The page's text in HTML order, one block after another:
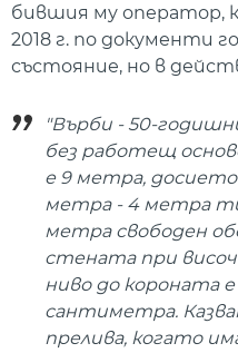
бившия му оператор,
2018 г. по документи
състояние, но в
"Върби - 50-
без работещ
е 9 метра,
метра - 4 метра
метра свободен
стената при
ниво до короната
сантиметра.
прелива, когато